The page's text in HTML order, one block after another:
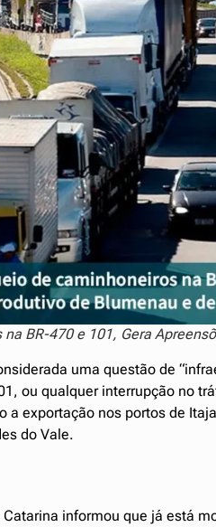
BR-470 e 101, Gera
uma questão de
ou qualquer interrupção no
exportação nos portos de
do Vale.
informou que já está